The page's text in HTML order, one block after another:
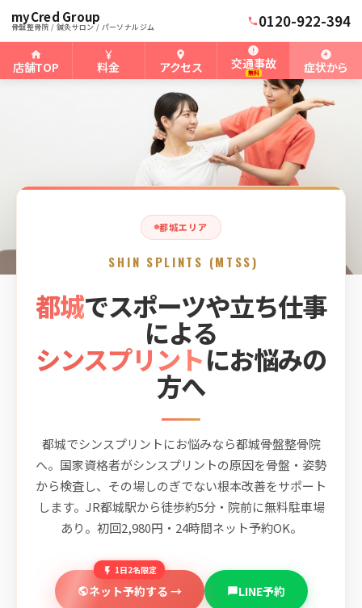
myCred Group
骨盤整骨院 / 鍼灸サロン / パーソナルジム 0120-922-394
店舗TOP 料金 アクセス 交通事故
無料 症状から
ホーム › 都城骨盤整骨院
都城エリア
SHIN SPLINTS (MTSS)
都城でスポーツや立ち仕事
による
シンスプリントにお悩みの
方へ
都城でシンスプリントにお悩みなら都城骨盤整骨院
へ。国家資格者がシンスプリントの原因を骨盤・姿勢
から検査し、その場しのぎでない根本改善をサポート
します。JR都城駅から徒歩約5分・院前に無料駐車場
あり。初回2,980円・24時間ネット予約OK。
1日2名限定
ネット予約する → LINE予約